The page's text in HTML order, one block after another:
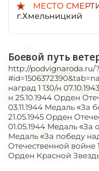
МЕСТО
г.Хмельницкий
Боевой путь
http://podvignaroda.ru/?
наград 1 130/н
н 25.10.1944 Орден
03.11.1944 Медаль «За
21.05.1945 Орден
01.05.1944 Медаль «За
Медаль «За победу
Отечественной войне
Орден Красной